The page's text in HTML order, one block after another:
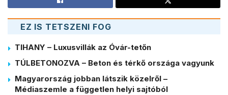
EZ IS TETSZENI FOG
TIHANY – Luxusvillák az Óvár-tetőn
TÚLBETONOZVA – Beton és térkő országa vagyunk
Magyarország jobban látszik közelről –
Médiaszemle a független helyi sajtóból